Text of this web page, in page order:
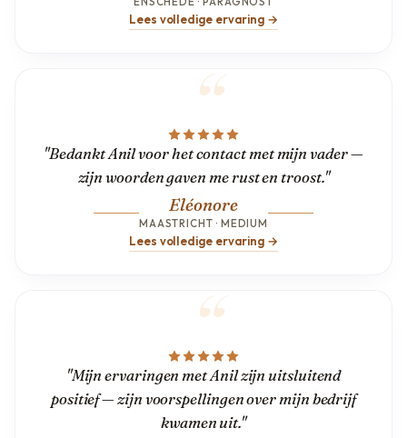
Lees volledige ervaring →
"Bedankt Anil voor het contact met mijn vader —
zijn woorden gaven me rust en troost."
Eléonore
MAASTRICHT · MEDIUM
Lees volledige ervaring →
"Mijn ervaringen met Anil zijn uitsluitend
positief — zijn voorspellingen over mijn bedrijf
kwamen uit."